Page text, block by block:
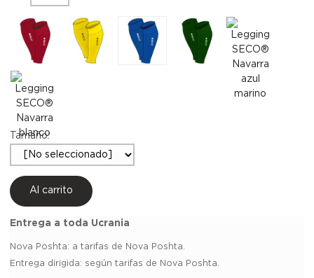
Tamaño:
Al carrito
Entrega a toda Ucrania
Nova Poshta: a tarifas de Nova Poshta.
Entrega dirigida: según tarifas de Nova Poshta.